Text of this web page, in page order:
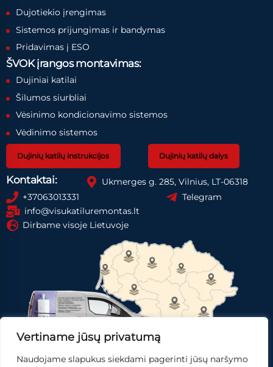
Vertiname jūsų privatumą
Naudojame slapukus siekdami pagerinti jūsų naršymo
Dujotiekio įrengimas
Sistemos prijungimas ir bandymas
Pridavimas į ESO
ŠVOK įrangos montavimas:
Dujiniai katilai
Šilumos siurbliai
Vėsinimo kondicionavimo sistemos
Vėdinimo sistemos
Dujinių katilų instrukcijos Dujinių katilų dalys
Kontaktai:
Ukmerges g. 285, Vilnius, LT-06318
+37063013331
Telegram
info@visukatiluremontas.lt
Dirbame visoje Lietuvoje